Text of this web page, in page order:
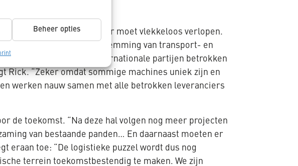
automatisch
en
tonen,
Altijd actief
Beheer opties
de bestaande infrastructuur moet vlekkeloos verlopen.
tot de correcte afstemming van transport- en
waarvoor internationale partijen betrokken
Rick. “Zeker omdat sommige machines uniek zijn en
werken nauw samen met alle betrokken leveranciers
de toekomst. “Na deze hal volgen nog meer projecten
van bestaande panden… En daarnaast moeten er
eraan toe: “De logistieke puzzel wordt dus nog
terrein toekomstbestendig te maken. We zijn